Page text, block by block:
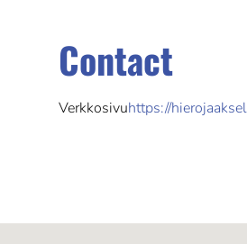
Contact
Verkkosivuhttps://